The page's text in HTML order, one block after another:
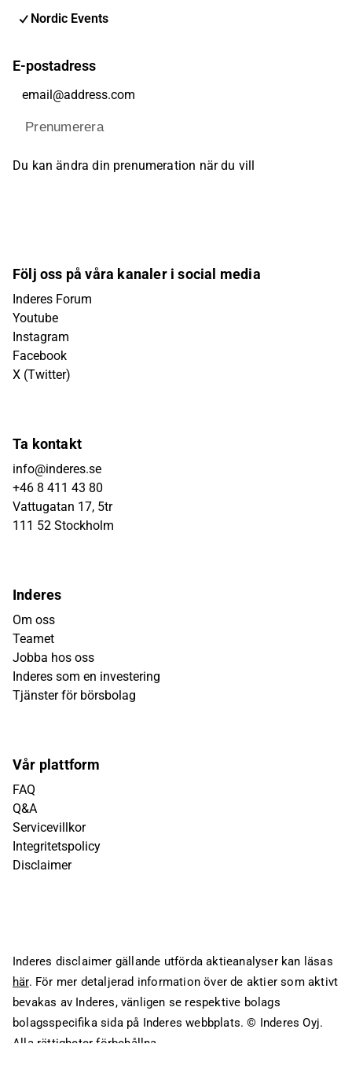
Nordic Events
E-postadress
Prenumerera
Du kan ändra din prenumeration när du vill
Följ oss på våra kanaler i social media
Inderes Forum
Youtube
Instagram
Facebook
X (Twitter)
Ta kontakt
info@inderes.se
+46 8 411 43 80
Vattugatan 17, 5tr
111 52 Stockholm
Inderes
Om oss
Teamet
Jobba hos oss
Inderes som en investering
Tjänster för börsbolag
Vår plattform
FAQ
Q&A
Servicevillkor
Integritetspolicy
Disclaimer
Inderes disclaimer gällande utförda aktieanalyser kan läsas
här. För mer detaljerad information över de aktier som aktivt
bevakas av Inderes, vänligen se respektive bolags
bolagsspecifika sida på Inderes webbplats. © Inderes Oyj.
Alla rättigheter förbehållna.